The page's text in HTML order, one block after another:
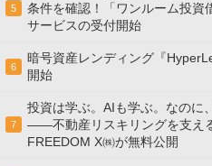
5
条件を確認！「ワンルーム投資
サービスの受付開始
6
暗号資産レンディング『
開始
7
投資は学ぶ。AIも学ぶ。なのに
——不動産リスキリングを支え
FREEDOM X㈱が無料公開